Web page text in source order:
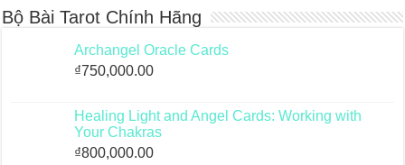
Bộ Bài Tarot Chính Hãng
Archangel Oracle Cards
₫750,000.00
Healing Light and Angel Cards: Working with
Your Chakras
₫800,000.00